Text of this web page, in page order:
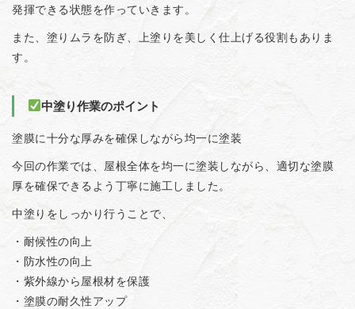
発揮できる状態を作っていきます。
また、塗りムラを防ぎ、上塗りを美しく仕上げる役割もありま
す。
中塗り作業のポイント
塗膜に十分な厚みを確保しながら均一に塗装
今回の作業では、屋根全体を均一に塗装しながら、適切な塗膜
厚を確保できるよう丁寧に施工しました。
中塗りをしっかり行うことで、
・耐候性の向上
・防水性の向上
・紫外線から屋根材を保護
・塗膜の耐久性アップ